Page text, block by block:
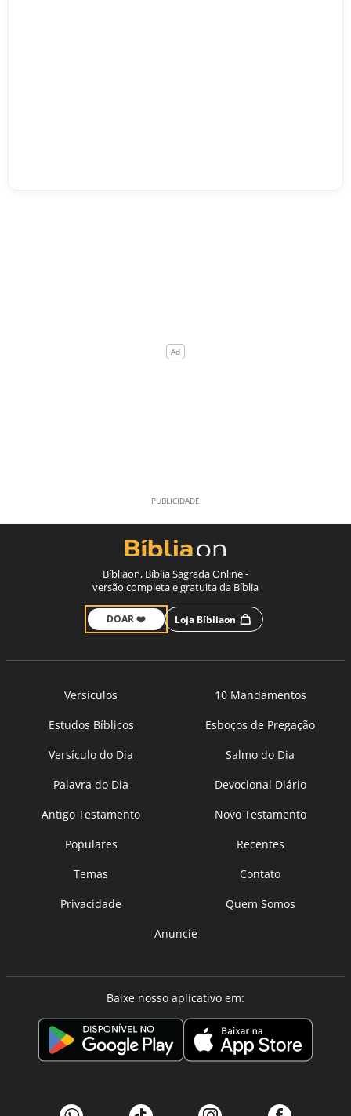
Bíbliaon, Bíblia Sagrada Online -
versão completa e gratuita da Bíblia
DOAR ❤️ Loja Bíbliaon
Versículos
10 Mandamentos
Estudos Bíblicos
Esboços de Pregação
Versículo do Dia
Salmo do Dia
Palavra do Dia
Devocional Diário
Antigo Testamento
Novo Testamento
Populares
Recentes
Temas
Contato
Privacidade
Quem Somos
Anuncie
Baixe nosso aplicativo em: